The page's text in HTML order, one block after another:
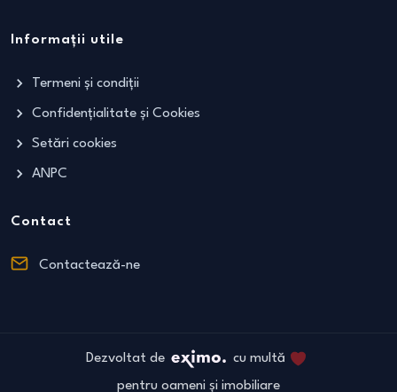
Informații utile
Termeni și condiții
Confidențialitate și Cookies
Setări cookies
ANPC
Contact
Contactează-ne
Dezvoltat de
cu multă
pentru oameni și imobiliare